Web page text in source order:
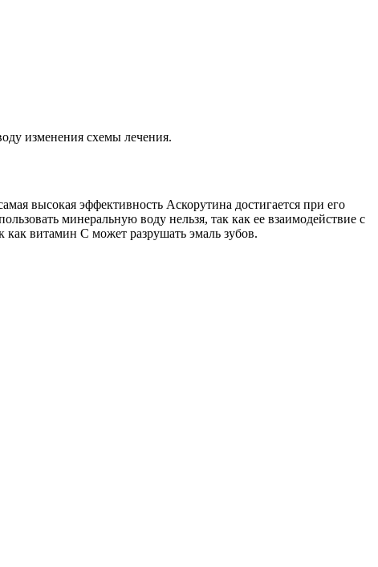
изменения схемы лечения.
высокая эффективность Аскорутина достигается при его
минеральную воду нельзя, так как ее взаимодействие с
как витамин C может разрушать эмаль зубов.